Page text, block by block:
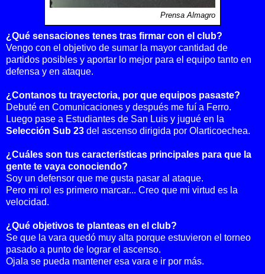
Prensa Almagro
¿Qué sensaciones tenes tras firmar con el club?
Vengo con el objetivo de sumar la mayor cantidad de
partidos posibles y aportar lo mejor para el equipo tanto en
defensa y en ataque.
¿Contanos tu trayectoria, por que equipos pasaste?
Debuté en Comunicaciones y después me fuí a Ferro.
Luego pase a Estudiantes de San Luis y jugué en la
Selección Sub 23 del ascenso dirigida por Olarticoechea.
¿Cuáles son tus características principales para que la
gente te vaya conociendo?
Soy un defensor que me gusta pasar al ataque.
Pero mi rol es primero marcar... Creo que mi virtud es la
velocidad.
¿Qué objetivos te planteas en el club?
Se que la vara quedó muy alta porque estuvieron el torneo
pasado a punto de lograr el ascenso.
Ojala se pueda mantener esa vara e ir por más.